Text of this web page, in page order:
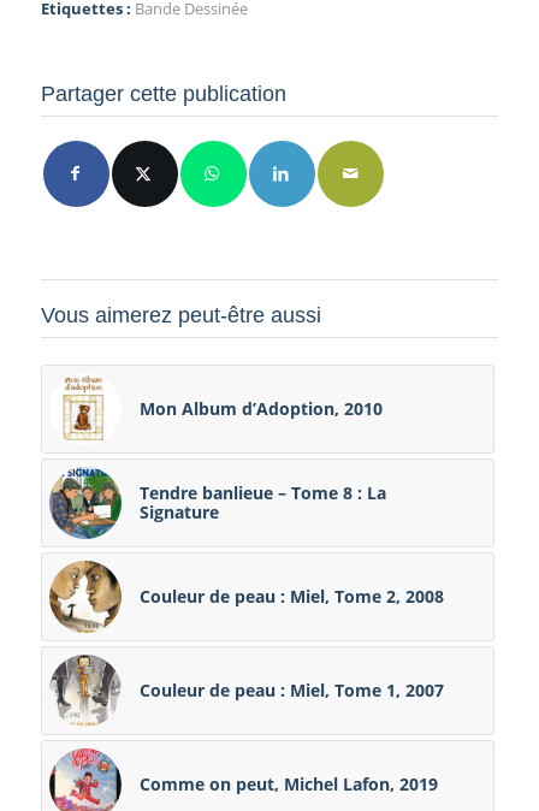
Etiquettes : Bande Dessinée
Partager cette publication
Vous aimerez peut-être aussi
Mon Album d’Adoption, 2010
Tendre banlieue – Tome 8 : La
Signature
Couleur de peau : Miel, Tome 2, 2008
Couleur de peau : Miel, Tome 1, 2007
Comme on peut, Michel Lafon, 2019